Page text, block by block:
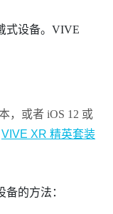
设备。 VIVE
，或者 iOS 12 或
VIVE XR 精英套装
的方法：